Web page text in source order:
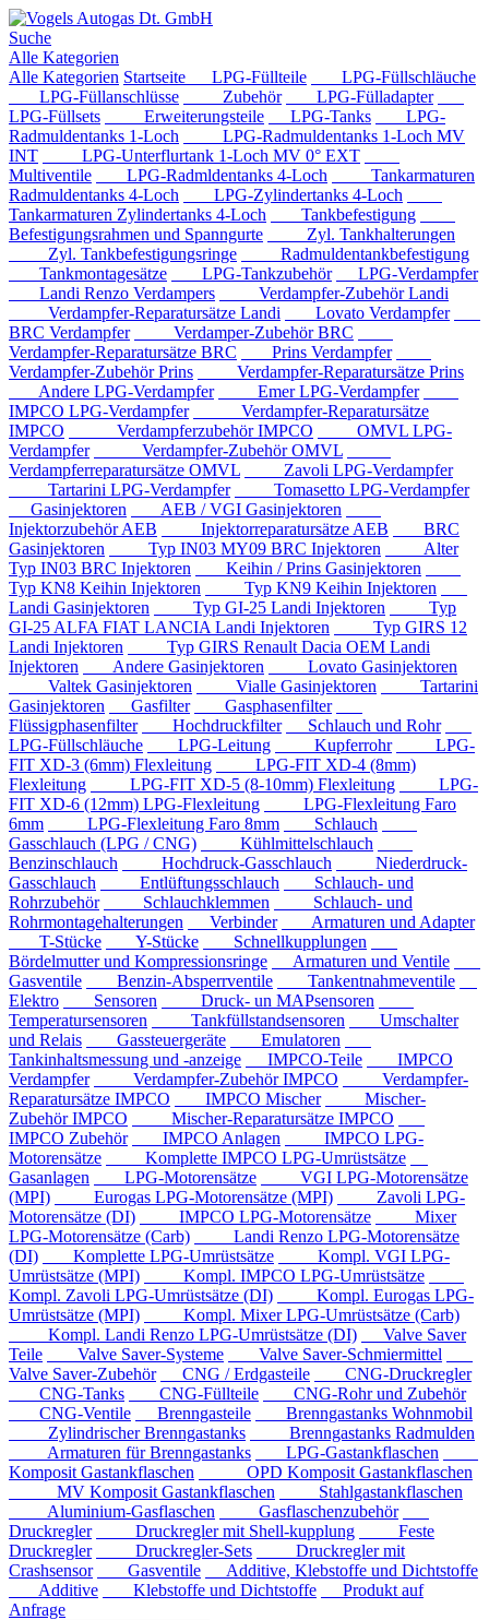
Suche
Alle Kategorien
Alle Kategorien Startseite LPG-Füllteile
LPG-Füllschläuche
LPG-Füllanschlüsse
Zubehör
LPG-Fülladapter
LPG-Füllsets
Erweiterungsteile LPG-Tanks
LPG-
Radmuldentanks 1-Loch
LPG-Radmuldentanks 1-Loch MV
INT
LPG-Unterflurtank 1-Loch MV 0° EXT
Multiventile
LPG-Radmldentanks 4-Loch
Tankarmaturen
Radmuldentanks 4-Loch
LPG-Zylindertanks 4-Loch
Tankarmaturen Zylindertanks 4-Loch
Tankbefestigung
Befestigungsrahmen und Spanngurte
Zyl. Tankhalterungen
Zyl. Tankbefestigungsringe
Radmuldentankbefestigung
Tankmontagesätze
LPG-Tankzubehör
LPG-Verdampfer
Landi Renzo Verdampers
Verdampfer-Zubehör Landi
Verdampfer-Reparatursätze Landi
Lovato Verdampfer
BRC Verdampfer
Verdamper-Zubehör BRC
Verdampfer-Reparatursätze BRC
Prins Verdampfer
Verdampfer-Zubehör Prins
Verdampfer-Reparatursätze Prins
Andere LPG-Verdampfer
Emer LPG-Verdampfer
IMPCO LPG-Verdampfer
Verdampfer-Reparatursätze
IMPCO
Verdampferzubehör IMPCO
OMVL LPG-
Verdampfer
Verdampfer-Zubehör OMVL
Verdampferreparatursätze OMVL
Zavoli LPG-Verdampfer
Tartarini LPG-Verdampfer
Tomasetto LPG-Verdampfer
Gasinjektoren
AEB / VGI Gasinjektoren
Injektorzubehör AEB
Injektorreparatursätze AEB
BRC
Gasinjektoren
Typ IN03 MY09 BRC Injektoren
Alter
Typ IN03 BRC Injektoren
Keihin / Prins Gasinjektoren
Typ KN8 Keihin Injektoren
Typ KN9 Keihin Injektoren
Landi Gasinjektoren
Typ GI-25 Landi Injektoren
Typ
GI-25 ALFA FIAT LANCIA Landi Injektoren
Typ GIRS 12
Landi Injektoren
Typ GIRS Renault Dacia OEM Landi
Injektoren
Andere Gasinjektoren
Lovato Gasinjektoren
Valtek Gasinjektoren
Vialle Gasinjektoren
Tartarini
Gasinjektoren
Gasfilter
Gasphasenfilter
Flüssigphasenfilter
Hochdruckfilter
Schlauch und Rohr
LPG-Füllschläuche
LPG-Leitung Kupferrohr
LPG-
FIT XD-3 (6mm) Flexleitung
LPG-FIT XD-4 (8mm)
Flexleitung
LPG-FIT XD-5 (8-10mm) Flexleitung
LPG-
FIT XD-6 (12mm) LPG-Flexleitung
LPG-Flexleitung Faro
6mm
LPG-Flexleitung Faro 8mm
Schlauch
Gasschlauch (LPG / CNG)
Kühlmittelschlauch
Benzinschlauch
Hochdruck-Gasschlauch
Niederdruck-
Gasschlauch
Entlüftungsschlauch
Schlauch- und
Rohrzubehör
Schlauchklemmen
Schlauch- und
Rohrmontagehalterungen
Verbinder
Armaturen und Adapter
T-Stücke
Y-Stücke
Schnellkupplungen
Bördelmutter und Kompressionsringe
Armaturen und Ventile
Gasventile
Benzin-Absperrventile
Tankentnahmeventile
Elektro
Sensoren
Druck- un MAPsensoren
Temperatursensoren
Tankfüllstandsensoren
Umschalter
und Relais
Gassteuergeräte
Emulatoren
Tankinhaltsmessung und -anzeige
IMPCO-Teile
IMPCO
Verdampfer
Verdampfer-Zubehör IMPCO
Verdampfer-
Reparatursätze IMPCO
IMPCO Mischer
Mischer-
Zubehör IMPCO
Mischer-Reparatursätze IMPCO
IMPCO Zubehör
IMPCO Anlagen
IMPCO LPG-
Motorensätze
Komplette IMPCO LPG-Umrüstsätze
Gasanlagen
LPG-Motorensätze
VGI LPG-Motorensätze
(MPI)
Eurogas LPG-Motorensätze (MPI)
Zavoli LPG-
Motorensätze (DI)
IMPCO LPG-Motorensätze
Mixer
LPG-Motorensätze (Carb)
Landi Renzo LPG-Motorensätze
(DI)
Komplette LPG-Umrüstsätze
Kompl. VGI LPG-
Umrüstsätze (MPI)
Kompl. IMPCO LPG-Umrüstsätze
Kompl. Zavoli LPG-Umrüstsätze (DI)
Kompl. Eurogas LPG-
Umrüstsätze (MPI)
Kompl. Mixer LPG-Umrüstsätze (Carb)
Kompl. Landi Renzo LPG-Umrüstsätze (DI)
Valve Saver
Teile
Valve Saver-Systeme
Valve Saver-Schmiermittel
Valve Saver-Zubehör
CNG / Erdgasteile
CNG-Druckregler
CNG-Tanks
CNG-Füllteile
CNG-Rohr und Zubehör
CNG-Ventile
Brenngasteile
Brenngastanks Wohnmobil
Zylindrischer Brenngastanks
Brenngastanks Radmulden
Armaturen für Brenngastanks
LPG-Gastankflaschen
Komposit Gastankflaschen
OPD Komposit Gastankflaschen
MV Komposit Gastankflaschen
Stahlgastankflaschen
Aluminium-Gasflaschen
Gasflaschenzubehör
Druckregler
Druckregler mit Shell-kupplung
Feste
Druckregler
Druckregler-Sets
Druckregler mit
Crashsensor
Gasventile
Additive, Klebstoffe und Dichtstoffe
Additive
Klebstoffe und Dichtstoffe
Produkt auf
Anfrage